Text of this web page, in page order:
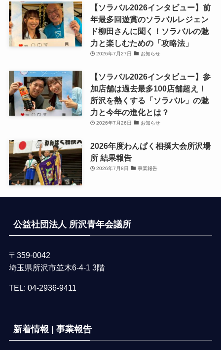
【ソラバル2026インタビュー】前
年最多回遊賞のソラバルレジェン
ド柳田さんに聞く！ソラバルの魅
力と楽しむための「攻略法」
2026年7月27日 お知らせ
【ソラバル2026インタビュー】参
加店舗は過去最多100店舗超え！
所沢を熱くする「ソラバル」の魅
力と今年の進化とは？
2026年7月26日 お知らせ
2026年度わんぱく相撲大会所沢場
所 結果報告
2026年7月8日 事業報告
公益社団法人 所沢青年会議所
〒359-0042
埼玉県所沢市並木6-4-1 3階
TEL: 04-2936-9411
新着情報 | 事業報告